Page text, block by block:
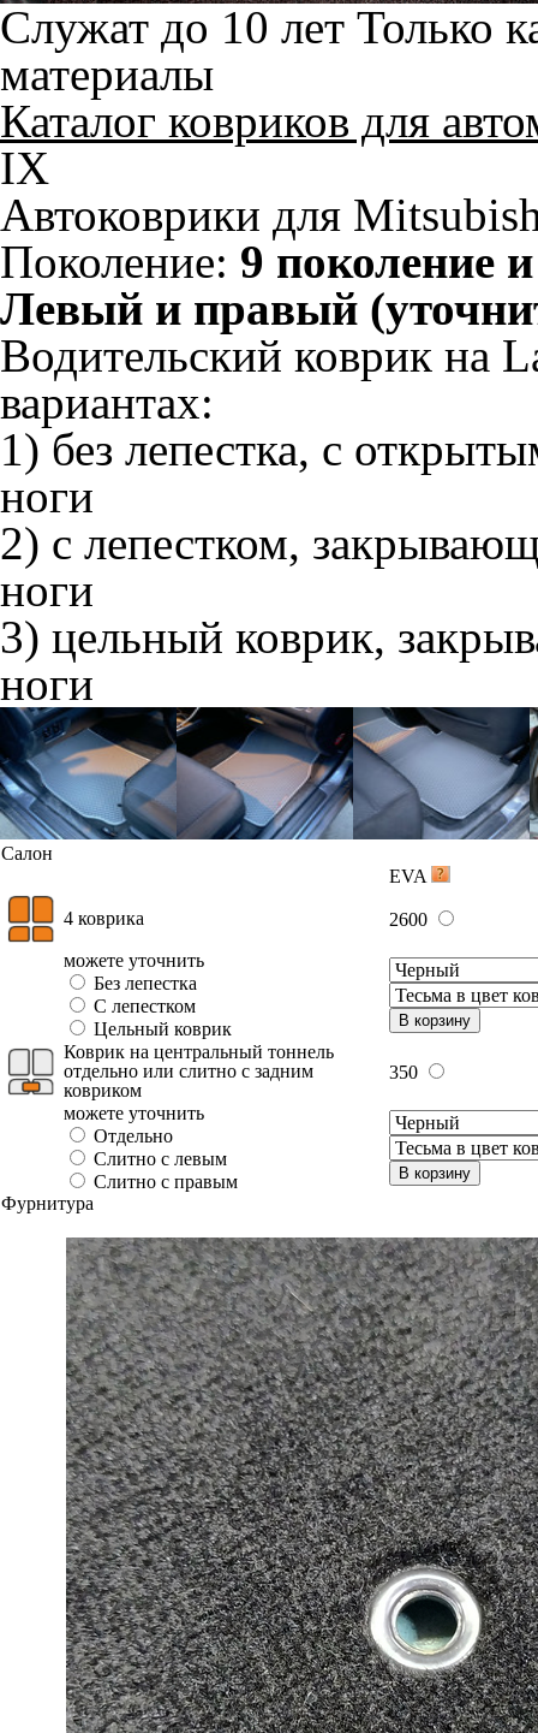
Служат до 10 лет Только
материалы
Каталог ковриков для
IX
Автоковрики для
Поколение: 9 поколение
Левый и правый
Водительский коврик на
вариантах:
1) без лепестка, с
ноги
2) с лепестком,
ноги
3) цельный коврик,
ноги
Салон
EVA
4 коврика
2600
можете уточнить
Без лепестка
С лепестком
Цельный коврик
В корзину
Коврик на центральный тоннель
отдельно или слитно с задним
ковриком
350
можете уточнить
Отдельно
Слитно с левым
Слитно с правым
В корзину
Фурнитура